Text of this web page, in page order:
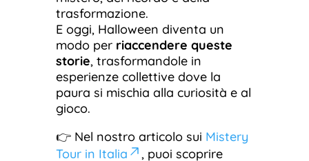
trasformazione.
E oggi, Halloween diventa un
modo per riaccendere queste
storie, trasformandole in
esperienze collettive dove la
paura si mischia alla curiosità e al
gioco.
👉 Nel nostro articolo sui Mistery
Tour in Italia
, puoi scoprire